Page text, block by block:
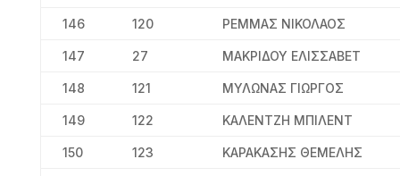
146 120 ΡΕΜΜΑΣ ΝΙΚΟΛΑΟΣ
147 27 ΜΑΚΡΙΔΟΥ ΕΛΙΣΣΑΒΕΤ
148 121 ΜΥΛΩΝΑΣ ΓΙΩΡΓΟΣ
149 122 ΚΑΛΕΝΤΖΗ ΜΠΙΛΕΝΤ
150 123 ΚΑΡΑΚΑΣΗΣ ΘΕΜΕΛΗΣ